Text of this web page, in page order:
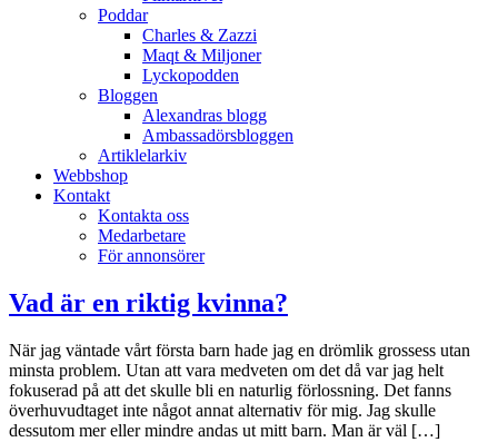
Poddar
Charles & Zazzi
Maqt & Miljoner
Lyckopodden
Bloggen
Alexandras blogg
Ambassadörsbloggen
Artiklelarkiv
Webbshop
Kontakt
Kontakta oss
Medarbetare
För annonsörer
Vad är en riktig kvinna?
När jag väntade vårt första barn hade jag en drömlik grossess utan
minsta problem. Utan att vara medveten om det då var jag helt
fokuserad på att det skulle bli en naturlig förlossning. Det fanns
överhuvudtaget inte något annat alternativ för mig. Jag skulle
dessutom mer eller mindre andas ut mitt barn. Man är väl […]